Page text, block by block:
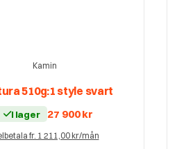
Kamin
510g:1 style svart
I lager 27 900kr
fr. 1 211,00 kr/mån